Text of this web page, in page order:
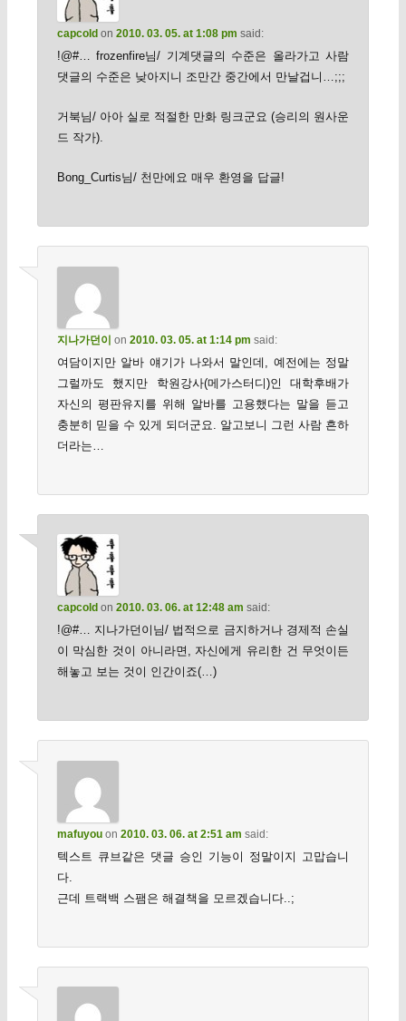
capcoldon 2010. 03. 05. at 1:08 pm said:
!@#… frozenfire님/ 기계댓글의 수준은 올라가고 사람
댓글의 수준은 낮아지니 조만간 중간에서 만날겁니…;;;
거북님/ 아아 실로 적절한 만화 링크군요 (승리의 원사운
드 작가).
Bong_Curtis님/ 천만에요 매우 환영을 답글!
지나가던이 on 2010. 03. 05. at 1:14 pm said:
여담이지만 알바 얘기가 나와서 말인데, 예전에는 정말
그럴까도 했지만 학원강사(메가스터디)인 대학후배가
자신의 평판유지를 위해 알바를 고용했다는 말을 듣고
충분히 믿을 수 있게 되더군요. 알고보니 그런 사람 흔하
더라는…
capcold on 2010. 03. 06. at 12:48 am said:
!@#… 지나가던이님/ 법적으로 금지하거나 경제적 손실
이 막심한 것이 아니라면, 자신에게 유리한 건 무엇이든
해놓고 보는 것이 인간이죠(…)
mafuyouon 2010. 03. 06. at 2:51 am said:
텍스트 큐브같은 댓글 승인 기능이 정말이지 고맙습니
다.
근데 트랙백 스팸은 해결책을 모르겠습니다..;